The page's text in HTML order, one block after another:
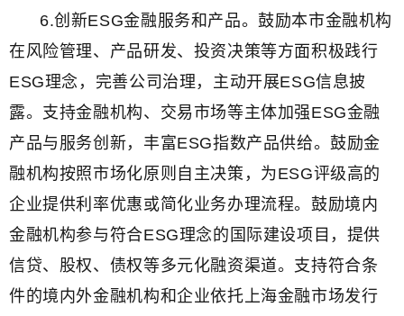
6.创新ESG金融服务和产品。鼓励本市金融机构
在风险管理、产品研发、投资决策等方面积极践行
ESG理念，完善公司治理，主动开展ESG信息披
露。支持金融机构、交易市场等主体加强ESG金融
产品与服务创新，丰富ESG指数产品供给。鼓励金
融机构按照市场化原则自主决策，为ESG评级高的
企业提供利率优惠或简化业务办理流程。鼓励境内
金融机构参与符合ESG理念的国际建设项目，提供
信贷、股权、债权等多元化融资渠道。支持符合条
件的境内外金融机构和企业依托上海金融市场发行